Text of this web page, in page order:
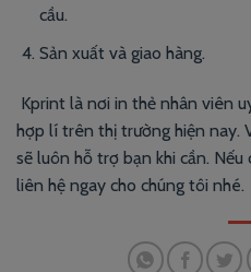
cầu.
Sản xuất và giao hàng.
Kprint là nơi in thẻ nhân viên
hợp lí trên thị trường hiện nay.
sẽ luôn hỗ trợ bạn khi cần.
liên hệ ngay cho chúng tôi nhé.